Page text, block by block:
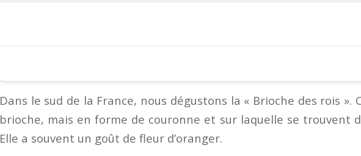
Dans le sud de la France, nous dégustons la « Brioche des rois ».
brioche, mais en forme de couronne et sur laquelle se trouvent
Elle a souvent un goût de fleur d’oranger.